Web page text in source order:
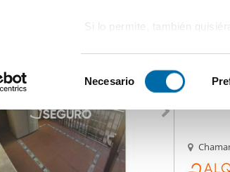
Si lo permite, también
Identificar su dispositivo
Obtenga más información
preferencias en la
en la Declaración de cookies.
e
e
c
Necesario Alquiler